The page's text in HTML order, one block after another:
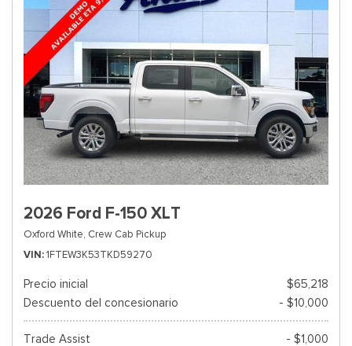
2026 Ford F-150 XLT
Oxford White, Crew Cab Pickup
VIN 1FTEW3K53TKD59270
Precio inicial
$65,218
Descuento del concesionario
- $10,000
Trade Assist
- $1,000